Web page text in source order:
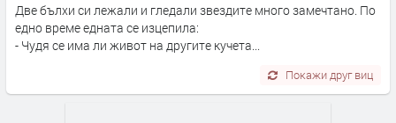
Две бълхи си лежали и гледали звездите много замечтано. По
едно време едната се изцепила:
- Чудя се има ли живот на другите кучета...
Покажи друг виц